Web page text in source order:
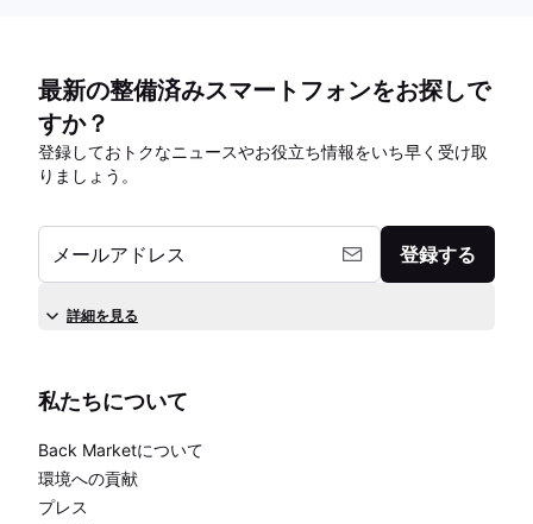
最新の整備済みスマートフォンをお探しで
すか？
登録しておトクなニュースやお役立ち情報をいち早く受け取
りましょう。
メールアドレス 登録する
詳細を見る
私たちについて
Back Marketについて
環境への貢献
プレス